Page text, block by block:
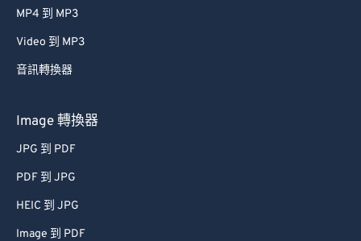
MP4 到 MP3
Video 到 MP3
音訊轉換器
Image 轉換器
JPG 到 PDF
PDF 到 JPG
HEIC 到 JPG
Image 到 PDF